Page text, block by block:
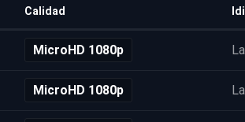
Calidad
MicroHD 1080p
MicroHD 1080p